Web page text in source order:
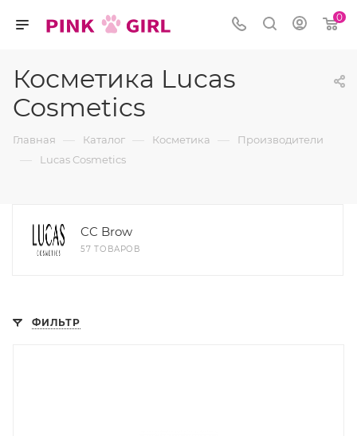
0
Косметика Lucas
Cosmetics
Главная — Каталог — Косметика — Производители
— Lucas Cosmetics
CC Brow
57 ТОВАРОВ
ФИЛЬТР